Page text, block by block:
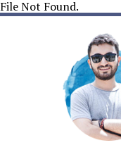
File Not Found.